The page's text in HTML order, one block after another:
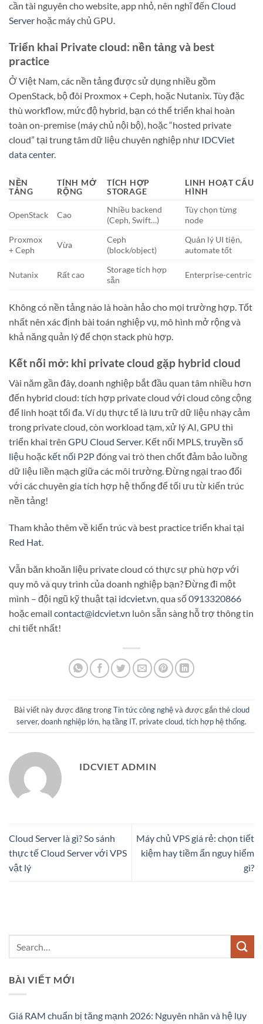
cần tài nguyên cho website, app nhỏ, nên nghĩ đến Cloud
Server hoặc máy chủ GPU.
Triển khai Private cloud: nền tảng và best
practice
Ở Việt Nam, các nền tảng được sử dụng nhiều gồm
OpenStack, bộ đôi Proxmox + Ceph, hoặc Nutanix. Tùy đặc
thù workflow, mức độ hybrid, bạn có thể triển khai hoàn
toàn on-premise (máy chủ nội bộ), hoặc “hosted private
cloud” tại trung tâm dữ liệu chuyên nghiệp như IDCViet
data center.
NỀN
TẢNG
TÍNH MỞ
RỘNG
TÍCH HỢP
STORAGE
LINH HOẠT CẤU
HÌNH
OpenStack Cao
Nhiều backend
(Ceph, Swift…)
Tùy chọn từng
node
Proxmox
+ Ceph
Vừa
Ceph
(block/object)
Quản lý UI tiện,
automate tốt
Nutanix Rất cao
Storage tích hợp
sẵn
Enterprise-centric
Không có nền tảng nào là hoàn hảo cho mọi trường hợp. Tốt
nhất nên xác định bài toán nghiệp vụ, mô hình mở rộng và
khả năng quản lý để chọn stack phù hợp.
Kết nối mở: khi private cloud gặp hybrid cloud
Vài năm gần đây, doanh nghiệp bắt đầu quan tâm nhiều hơn
đến hybrid cloud: tích hợp private cloud với cloud công cộng
để linh hoạt tối đa. Ví dụ thực tế là lưu trữ dữ liệu nhạy cảm
trong private cloud, còn workload tạm, xử lý AI, GPU thì
triển khai trên GPU Cloud Server. Kết nối MPLS,truyền số
liệu hoặc kết nối P2Pđóng vai trò then chốt đảm bảo luồng
dữ liệu liền mạch giữa các môi trường. Đừng ngại trao đổi
với các chuyên gia tích hợp hệ thống để tối ưu từ kiến trúc
nền tảng!
Tham khảo thêm về kiến trúc và best practice triển khai tại
Red Hat.
Vẫn băn khoăn liệu private cloud có thực sự phù hợp với
quy mô và quy trình của doanh nghiệp bạn? Đừng đi một
mình – đội ngũ kỹ thuật tại idcviet.vn, qua số0913320866
hoặc email contact@idcviet.vn luôn sẵn sàng hỗ trợ thông tin
chi tiết nhất!
Bài viết này được đăng trongTin tức công nghệvà được gắn thẻcloud
server,doanh nghiệp lớn, hạ tầng IT, private cloud,tích hợp hệ thống.
IDCVIET ADMIN
Cloud Server là gì? So sánh
thực tế Cloud Server với VPS
vật lý
Máy chủ VPS giá rẻ: chọn tiết
kiệm hay tiềm ẩn nguy hiểm
gì?
BÀI VIẾT MỚI
Giá RAM chuẩn bị tăng mạnh 2026: Nguyên nhân và hệ lụy